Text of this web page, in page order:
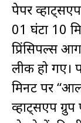
पेपर
01 घंटा 10
प्रिंसिपल्स
लीक हो गए।
मिनट पर
व्हाट्सएप